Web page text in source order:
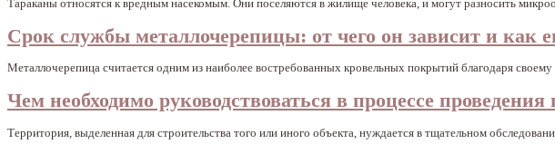
Тараканы относятся к вредным насекомым. Они поселяются в жилище человека, и могут разносить
Срок службы металлочерепицы: от чего он зависит и как
Металлочерепица считается одним из наиболее востребованных кровельных покрытий благодаря
Чем необходимо руководствоваться в процессе
Территория, выделенная для строительства того или иного объекта, нуждается в тщательном